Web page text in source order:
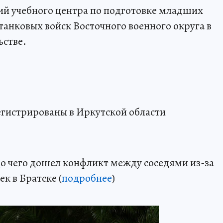
учебного центра по подготовке младших
войск Восточного военного округа в
в Иркутской области
чего дошел конфликт между соседями из-за
в Братске (подробнее)